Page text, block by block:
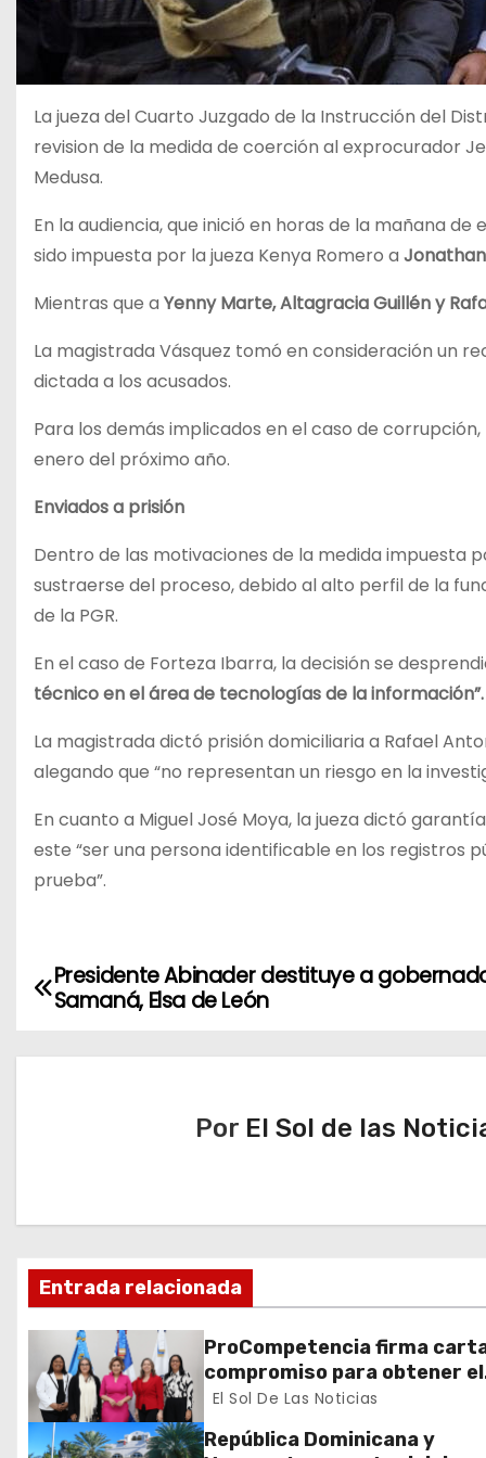
La jueza del Cuarto Juzgado de la Instrucción del
revision de la medida de coerción al exprocurador
Medusa.
En la audiencia, que inició en horas de la mañana
sido impuesta por la jueza Kenya Romero a
Mientras que a Yenny Marte, Altagracia Guillén y
La magistrada Vásquez tomó en consideración un
dictada a los acusados.
Para los demás implicados en el caso de
enero del próximo año.
Enviados a prisión
Dentro de las motivaciones de la medida impuesta
sustraerse del proceso, debido al alto perfil de la
de la PGR.
En el caso de Forteza Ibarra, la decisión se
técnico en el área de tecnologías de la información”.
La magistrada dictó prisión domiciliaria a Rafael
alegando que “no representan un riesgo en la
En cuanto a Miguel José Moya, la jueza dictó
este “ser una persona identificable en los registros
prueba”.
N
c
i
ó
n
d
Presidente Abinader destituye a
Samaná, Elsa de León
Por El Sol de las
Entrada relacionada
ProCompetencia firma
compromiso para obtener el
Sello Igualando RD para el
El Sol De Las Noticias
República Dominicana y